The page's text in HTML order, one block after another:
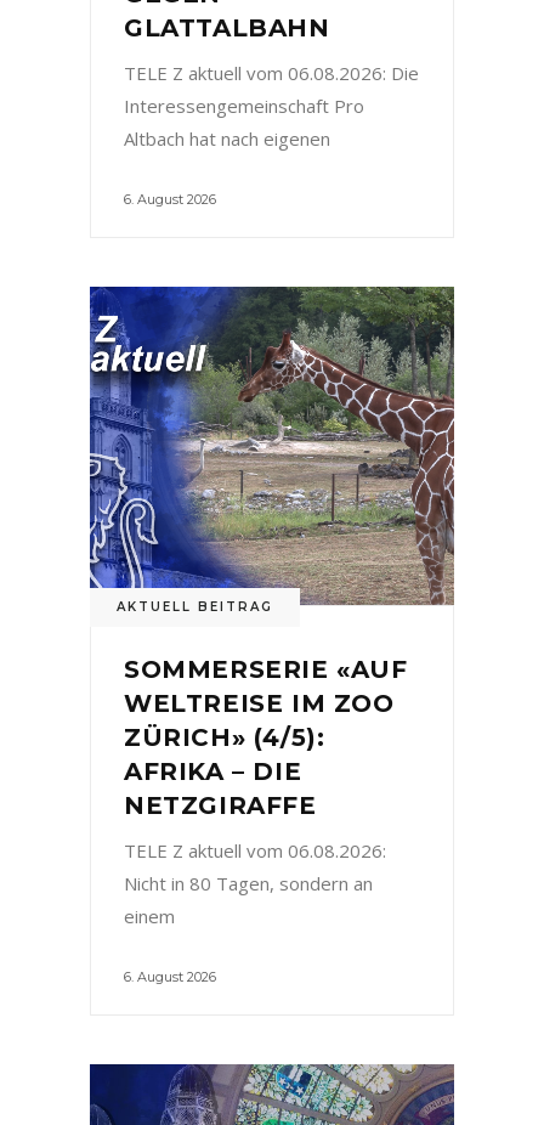
GLATTALBAHN
TELE Z aktuell vom 06.08.2026: Die
Interessengemeinschaft Pro
Altbach hat nach eigenen
6. August 2026
AKTUELL BEITRAG
SOMMERSERIE «AUF
WELTREISE IM ZOO
ZÜRICH» (4/5):
AFRIKA – DIE
NETZGIRAFFE
TELE Z aktuell vom 06.08.2026:
Nicht in 80 Tagen, sondern an
einem
6. August 2026